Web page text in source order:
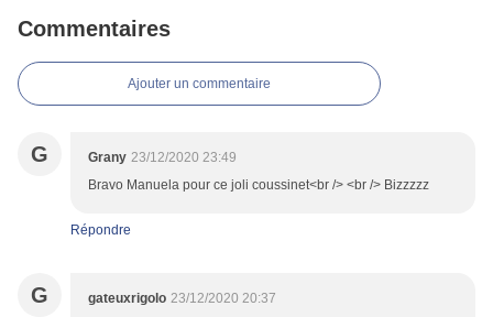
Commentaires
Ajouter un commentaire
G Grany 23/12/2020 23:49
Bravo Manuela pour ce joli coussinet<br /> <br /> Bizzzzz
Répondre
G gateuxrigolo 23/12/2020 20:37